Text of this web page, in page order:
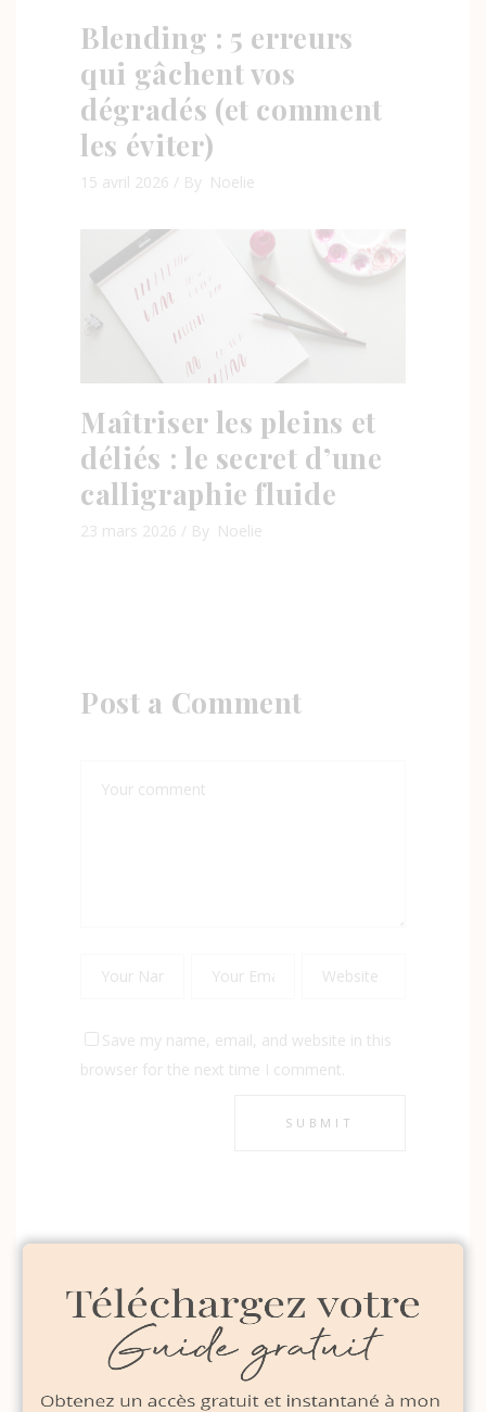
Blending : 5 erreurs
qui gâchent vos
dégradés (et comment
les éviter)
15 avril 2026 By Noelie
Maîtriser les pleins et
déliés : le secret d’une
calligraphie fluide
23 mars 2026 By Noelie
Post a Comment
Save my name, email, and website in this
browser for the next time I comment.